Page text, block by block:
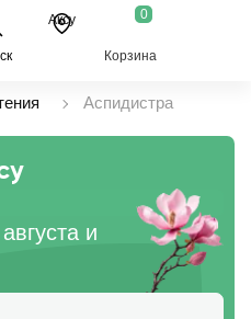
Аксу 0
Корзина
Аспидистра
и